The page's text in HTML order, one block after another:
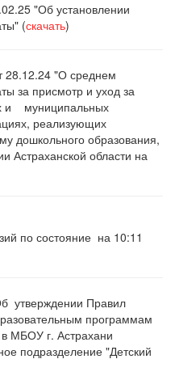
"Об установлении
(скачать)
"О среднем
за присмотр и уход за
и муниципальных
реализующих
дошкольного образования,
Астраханской области на
по состояние на 10:11
утверждении Правил
программам
МБОУ г. Астрахани
подразделение "Детский